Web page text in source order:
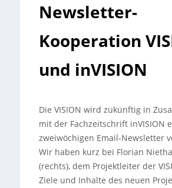
Newsletter-
Kooperation
und inVISION
Die VISION wird zukünftig in
mit der Fachzeitschrift inVISION
zweiwöchigen Email-Newsletter
Wir haben kurz bei Florian
(rechts), dem Projektleiter der
Ziele und Inhalte des neuen